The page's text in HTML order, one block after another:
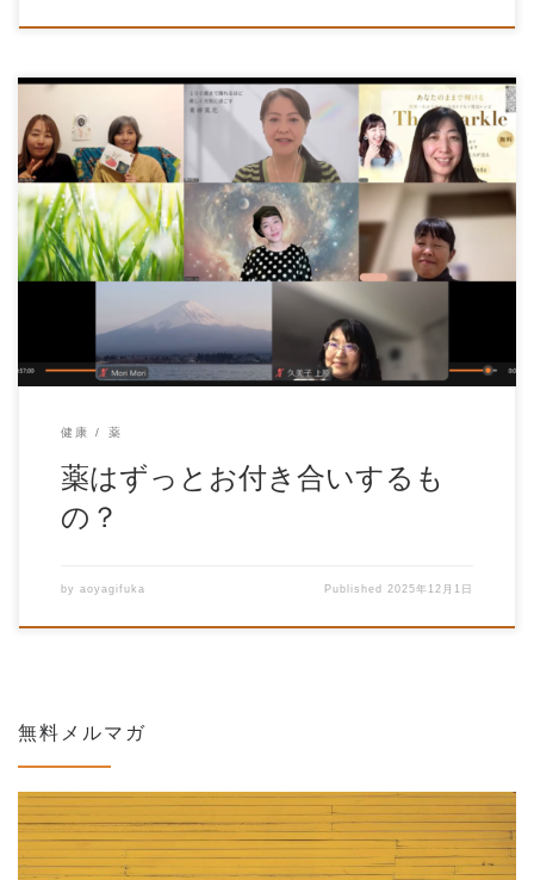
お薬はずっとお付き合いするもの？
健康 薬
薬はずっとお付き合いするも
の？
by aoyagifuka Published2025年12月1日
無料メルマガ